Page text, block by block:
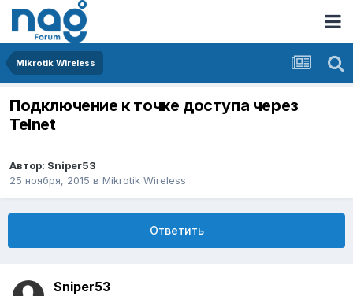
Mikrotik Wireless
Подключение к точке доступа через
Telnet
Автор: Sniper53
25 ноября, 2015 в Mikrotik Wireless
Ответить
Sniper53